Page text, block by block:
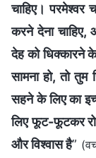
चाहिए।
करने देना
देह को धिक्कारने के
सामना हो, तो तुम
सहने के लिए का
लिए फूट-फूटकर
और विश्वास है”